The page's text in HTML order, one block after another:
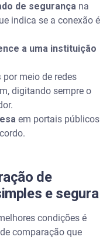
de segurança na
indica se a conexão é
a uma instituição
por meio de redes
digitando sempre o
em portais públicos
de
e segura
condições é
comparação que